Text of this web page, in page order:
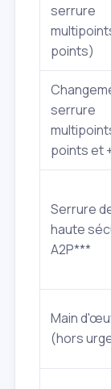
serrure
points)
serrure
points et
Serrure
haute
A2P***
Main
(hors